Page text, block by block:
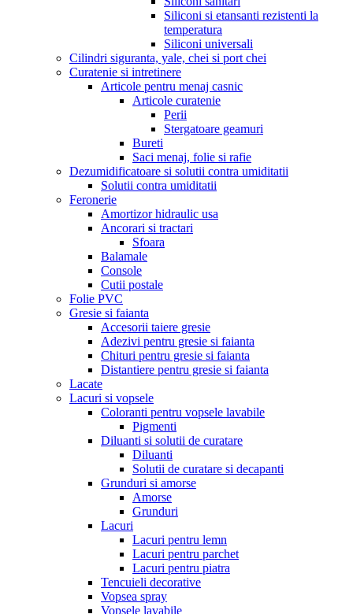
Siliconi si etansanti rezistenti la
temperatura
Siliconi universali
Cilindri siguranta, yale, chei si port chei
Curatenie si intretinere
Articole pentru menaj casnic
Articole curatenie
Perii
Stergatoare geamuri
Bureti
Saci menaj, folie si rafie
Dezumidificatoare si solutii contra umiditatii
Solutii contra umiditatii
Feronerie
Amortizor hidraulic usa
Ancorari si tractari
Sfoara
Balamale
Console
Cutii postale
Folie PVC
Gresie si faianta
Accesorii taiere gresie
Adezivi pentru gresie si faianta
Chituri pentru gresie si faianta
Distantiere pentru gresie si faianta
Lacate
Lacuri si vopsele
Coloranti pentru vopsele lavabile
Pigmenti
Diluanti si solutii de curatare
Diluanti
Solutii de curatare si decapanti
Grunduri si amorse
Amorse
Grunduri
Lacuri
Lacuri pentru lemn
Lacuri pentru parchet
Lacuri pentru piatra
Tencuieli decorative
Vopsea spray
Vopsele lavabile